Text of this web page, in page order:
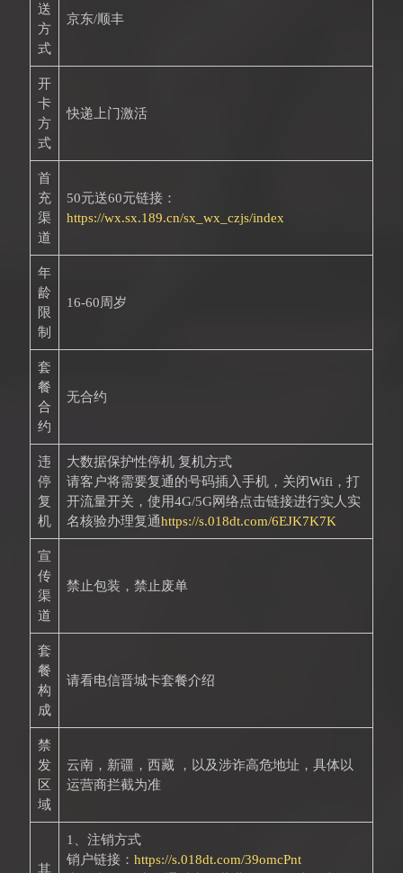
送
方
式
京东/顺丰
开
卡
方
式
快递上门激活
首
充
渠
道
50元送60元链接：
https://wx.sx.189.cn/sx_wx_czjs/index
年
龄
限
制
16-60周岁
套
餐
合
约
无合约
违
停
复
机
大数据保护性停机 复机方式
请客户将需要复通的号码插入手机，关闭Wifi，打
开流量开关，使用4G/5G网络点击链接进行实人实
名核验办理复通https://s.018dt.com/6EJK7K7K
宣
传
渠
道
禁止包装，禁止废单
套
餐
构
成
请看电信晋城卡套餐介绍
禁
发
区
域
云南，新疆，西藏 ，以及涉诈高危地址，具体以
运营商拦截为准
其
1、注销方式
销户链接： https://s.018dt.com/39omcPnt